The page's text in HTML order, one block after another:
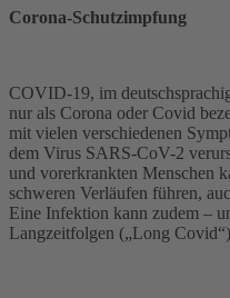
Corona-Schutzimpfung
COVID-19, im
nur als Corona oder Covid
mit vielen verschiedenen
dem Virus SARS-CoV-2
und vorerkrankten Menschen
schweren Verläufen führen,
Eine Infektion kann zudem –
Langzeitfolgen („Long